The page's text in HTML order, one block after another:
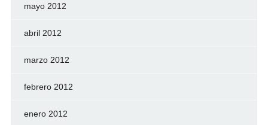
mayo 2012
abril 2012
marzo 2012
febrero 2012
enero 2012